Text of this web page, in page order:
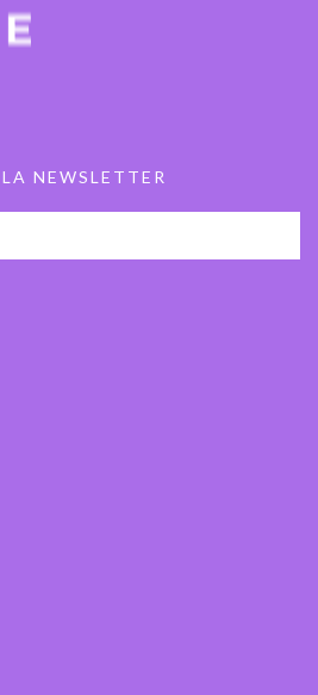
NEWSLETTER